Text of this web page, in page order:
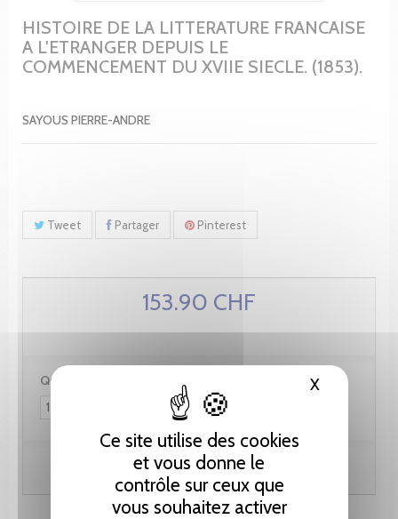
Ce site utilise des cookies
et vous donne le
contrôle sur ceux que
vous souhaitez activer
XMasquer
HISTOIRE DE LA LITTERATURE FRANCAISE
A L'ETRANGER DEPUIS LE
COMMENCEMENT DU XVIIE SIECLE. (1853).
SAYOUS PIERRE-ANDRE
Tweet Partager Pinterest
153.90 CHF
Quantité :
Ajouter au panier